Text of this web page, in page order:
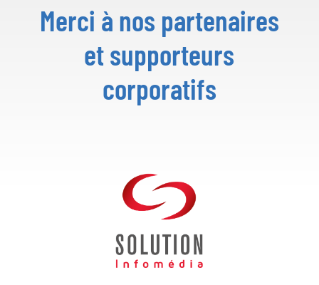
Merci à nos partenaires
et supporteurs
corporatifs